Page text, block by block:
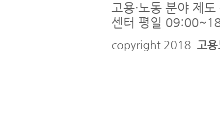
고용·노동 분야 제
센터 평일
copyright 2018 고